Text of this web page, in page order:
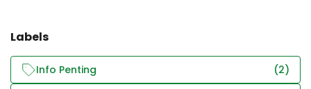
Labels
Info Penting
(2)